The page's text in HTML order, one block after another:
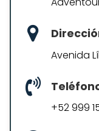
Avenida
+52 999